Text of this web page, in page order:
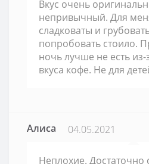
Вкус очень
непривычный. Для
сладковаты и
попробовать стоило.
ночь лучше не есть
вкуса кофе. Не для
Алиса 04.05.2021
Неплохие. Достаточно